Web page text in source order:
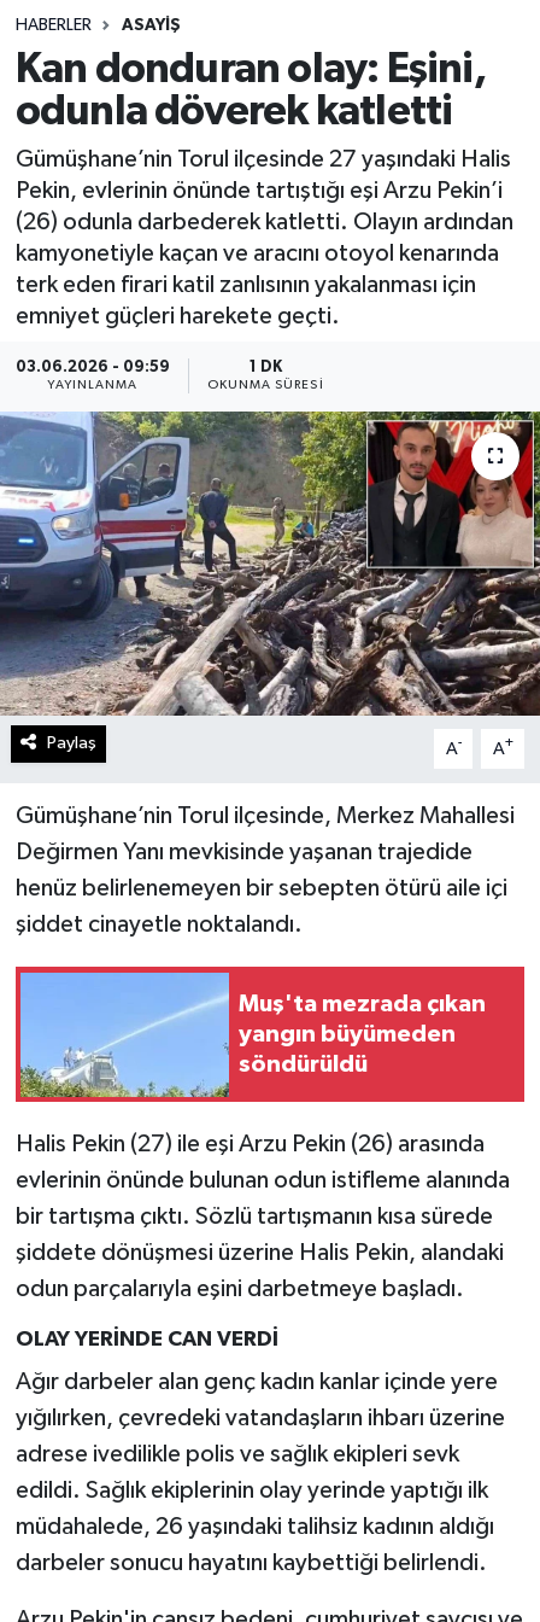
HABERLER ASAYIŞ
Kan donduran olay: Eşini,
odunla döverek katletti
Gümüşhane’nin Torul ilçesinde 27 yaşındaki Halis
Pekin, evlerinin önünde tartıştığı eşi Arzu Pekin’i
(26) odunla darbederek katletti. Olayın ardından
kamyonetiyle kaçan ve aracını otoyol kenarında
terk eden firari katil zanlısının yakalanması için
emniyet güçleri harekete geçti.
03.06.2026 - 09:59
YAYINLANMA
1 DK
OKUNMA SÜRESI
Paylaş A- A+
Gümüşhane’nin Torul ilçesinde, Merkez Mahallesi
Değirmen Yanı mevkisinde yaşanan trajedide
henüz belirlenemeyen bir sebepten ötürü aile içi
şiddet cinayetle noktalandı.
Muş'ta mezrada çıkan
yangın büyümeden
söndürüldü
Halis Pekin (27) ile eşi Arzu Pekin (26) arasında
evlerinin önünde bulunan odun istifleme alanında
bir tartışma çıktı. Sözlü tartışmanın kısa sürede
şiddete dönüşmesi üzerine Halis Pekin, alandaki
odun parçalarıyla eşini darbetmeye başladı.
OLAY YERİNDE CAN VERDİ
Ağır darbeler alan genç kadın kanlar içinde yere
yığılırken, çevredeki vatandaşların ihbarı üzerine
adrese ivedilikle polis ve sağlık ekipleri sevk
edildi. Sağlık ekiplerinin olay yerinde yaptığı ilk
müdahalede, 26 yaşındaki talihsiz kadının aldığı
darbeler sonucu hayatını kaybettiği belirlendi.
Spor
Teknoloji
Yaşam